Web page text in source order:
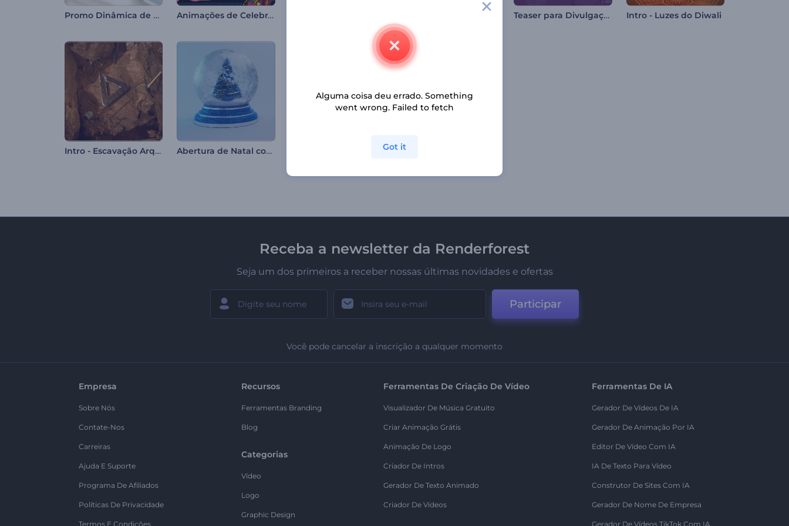
Promo Dinâmica de Perfil do Instagram Animações de Celebração do Diwali Teaser para Divulgação de Eventos Intro - Luzes do Diwali
Intro - Escavação Arqueológica Abertura de Natal com Globo de Neve
Receba a newsletter da Renderforest
Seja um dos primeiros a receber nossas últimas novidades e ofertas
Participar
Você pode cancelar a inscrição a qualquer momento
Empresa
Sobre Nós
Contate-Nos
Carreiras
Ajuda E Suporte
Programa De Afiliados
Políticas De Privacidade
Termos E Condições
Recursos
Ferramentas Branding
Blog
Categorias
Vídeo
Logo
Graphic Design
Ferramentas De Criação De Vídeo
Visualizador De Música Gratuito
Criar Animação Grátis
Animação De Logo
Criador De Intros
Gerador De Texto Animado
Criador De Vídeos
Ferramentas De IA
Gerador De Vídeos De IA
Gerador De Animação Por IA
Editor De Vídeo Com IA
IA De Texto Para Vídeo
Construtor De Sites Com IA
Gerador De Nome De Empresa
Gerador De Vídeos TikTok Com IA
Alguma coisa deu errado. Something
went wrong. Failed to fetch
Got it